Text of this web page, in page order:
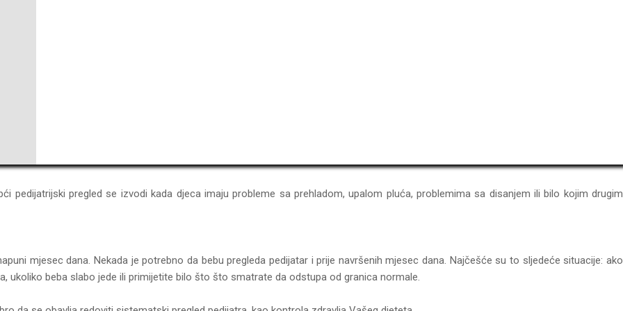
pedijatrijski pregled se izvodi kada djeca imaju probleme sa prehladom, upalom pluća, problemima sa disanjem ili bilo kojim drugim
mjesec dana. Nekada je potrebno da bebu pregleda pedijatar i prije navršenih mjesec dana. Najčešće su to sljedeće situacije: ako
ukoliko beba slabo jede ili primijetite bilo što što smatrate da odstupa od granica normale.